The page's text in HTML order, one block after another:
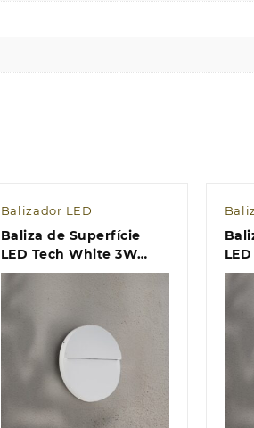
Balizador LED
Baliza de Superfície
LED Tech White 3W
IP54 CCT
Quick view
3W